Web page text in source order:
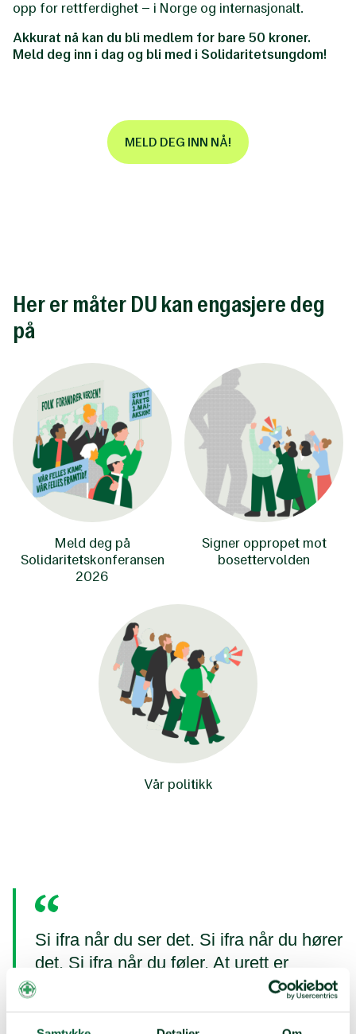
opp for rettferdighet – i Norge og internasjonalt.
Akkurat nå kan du bli medlem for bare 50 kroner.
Meld deg inn i dag og bli med i Solidaritetsungdom!
MELD DEG INN NÅ!
Her er måter DU kan engasjere deg
på
Meld deg på
Solidaritetskonferansen
2026
Signer oppropet mot
bosettervolden
Vår politikk
Si ifra når du ser det. Si ifra når du hører
det. Si ifra når du føler. At urett er
begått!